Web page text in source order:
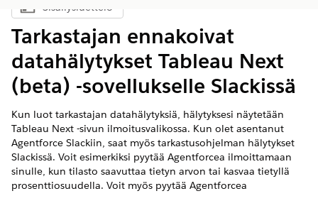
Näytä sisällysluettelo
Sisällysluettelo
Tarkastajan ennakoivat
datahälytykset Tableau Next
(beta) -sovellukselle Slackissä
Kun luot tarkastajan datahälytyksiä, hälytyksesi näytetään
Tableau Next -sivun ilmoitusvalikossa. Kun olet asentanut
Agentforce Slackiin, saat myös tarkastusohjelman hälytykset
Slackissä. Voit esimerkiksi pyytää Agentforcea ilmoittamaan
sinulle, kun tilasto saavuttaa tietyn arvon tai kasvaa tietyllä
prosenttiosuudella. Voit myös pyytää Agentforcea